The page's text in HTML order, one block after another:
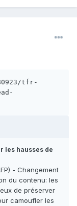
tfr-
les hausses de
- Changement
du contenu: les
de préserver
camoufler les